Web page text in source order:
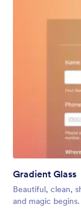
Gradient Glass
Beautiful, clean,
and magic